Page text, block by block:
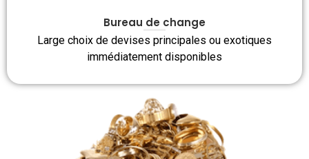
Bureau de change
Large choix de devises principales ou exotiques
immédiatement disponibles